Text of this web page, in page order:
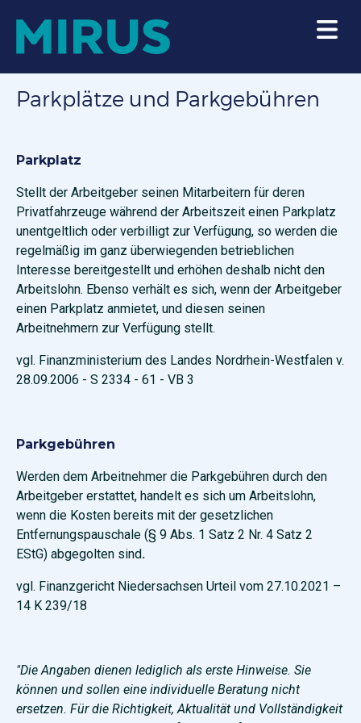
Parkplätze und Parkgebühren
Parkplatz
Stellt der Arbeitgeber seinen Mitarbeitern für deren
Privatfahrzeuge während der Arbeitszeit einen Parkplatz
unentgeltlich oder verbilligt zur Verfügung, so werden die
regelmäßig im ganz überwiegenden betrieblichen
Interesse bereitgestellt und erhöhen deshalb nicht den
Arbeitslohn. Ebenso verhält es sich, wenn der Arbeitgeber
einen Parkplatz anmietet, und diesen seinen
Arbeitnehmern zur Verfügung stellt.
vgl. Finanzministerium des Landes Nordrhein-Westfalen v.
28.09.2006 - S 2334 - 61 - VB 3
Parkgebühren
Werden dem Arbeitnehmer die Parkgebühren durch den
Arbeitgeber erstattet, handelt es sich um Arbeitslohn,
wenn die Kosten bereits mit der gesetzlichen
Entfernungspauschale (§ 9 Abs. 1 Satz 2 Nr. 4 Satz 2
EStG) abgegolten sind.
vgl. Finanzgericht Niedersachsen Urteil vom 27.10.2021 –
14 K 239/18
"Die Angaben dienen lediglich als erste Hinweise. Sie
können und sollen eine individuelle Beratung nicht
ersetzen. Für die Richtigkeit, Aktualität und Vollständigkeit